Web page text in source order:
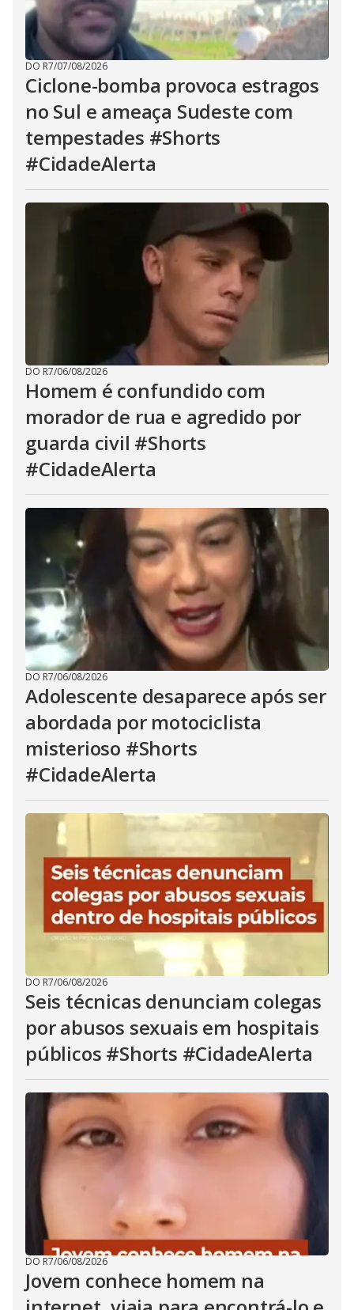
DO R7/07/08/2026
Ciclone-bomba provoca estragos
no Sul e ameaça Sudeste com
tempestades #Shorts
#CidadeAlerta
DO R7/06/08/2026
Homem é confundido com
morador de rua e agredido por
guarda civil #Shorts
#CidadeAlerta
DO R7/06/08/2026
Adolescente desaparece após ser
abordada por motociclista
misterioso #Shorts
#CidadeAlerta
DO R7/06/08/2026
Seis técnicas denunciam colegas
por abusos sexuais em hospitais
públicos #Shorts #CidadeAlerta
DO R7/06/08/2026
Jovem conhece homem na